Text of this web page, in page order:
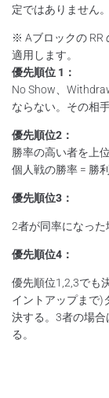
定ではありません。
※ Aブロックの RR
適用します。
優先順位 1：
No Show、
ならない。その相
優先順位2：
勝率の高い者を上
個人戦の勝率 = 勝
優先順位3：
2者が同率になった
優先順位4：
優先順位1,2,3でも
イントアップまで)
決する。3者の場合
る。